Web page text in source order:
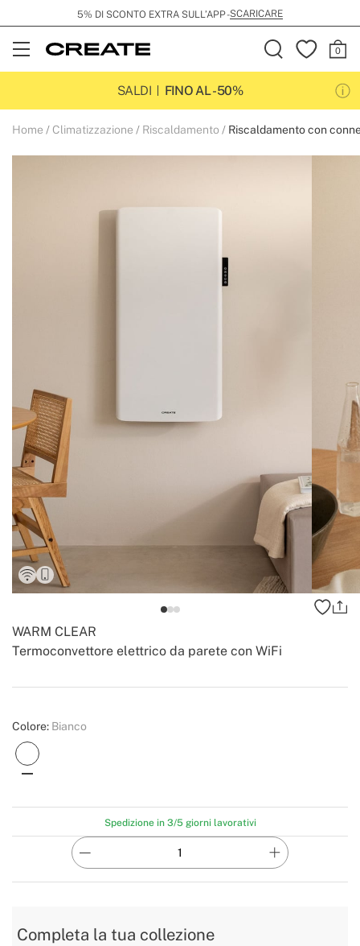
5% DI SCONTO EXTRA SULL’APP -SCARICARE
Open
Menu
SALDI
FINO AL -50%
Home Climatizzazione Riscaldamento Riscaldamento con
Termoconvettore elettrico da parete con WiFi
WARM CLEAR
Create
Colore: Bianco
Spedizione in 3/5 giorni lavorativi
Completa la tua collezione